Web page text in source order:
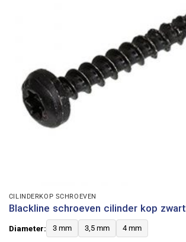
CILINDERKOP SCHROEVEN
Blackline schroeven cilinder kop zwart
Diameter: 3 mm 3,5 mm 4 mm